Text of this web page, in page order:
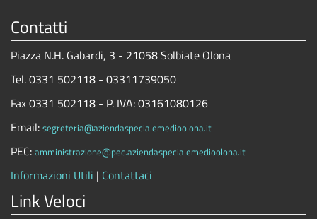
Contatti
Piazza N.H. Gabardi, 3 - 21058 Solbiate Olona
Tel. 0331 502118 - 03311739050
Fax 0331 502118 - P. IVA: 03161080126
Email: segreteria@aziendaspecialemedioolona.it
PEC: amministrazione@pec.aziendaspecialemedioolona.it
Informazioni Utili | Contattaci
Link Veloci